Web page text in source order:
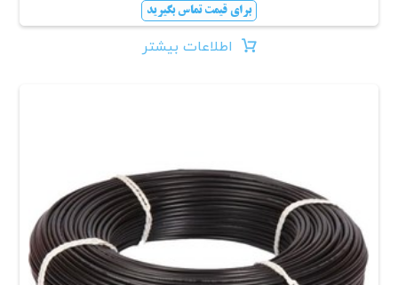
برای قیمت تماس بگیرید
اطلاعات بیشتر